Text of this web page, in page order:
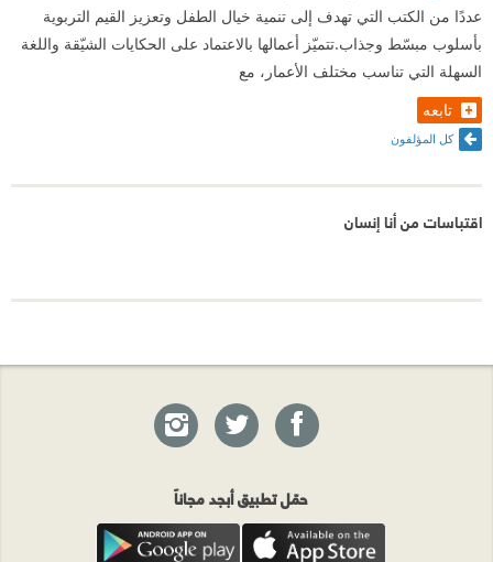
عددًا من الكتب التي تهدف إلى تنمية خيال الطفل وتعزيز القيم التربوية
بأسلوب مبسّط وجذاب.تتميّز أعمالها بالاعتماد على الحكايات الشيّقة واللغة
السهلة التي تناسب مختلف الأعمار، مع
تابعه
كل المؤلفون
اقتباسات من أنا إنسان
حمّل تطبيق أبجد مجاناً